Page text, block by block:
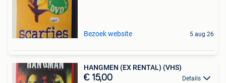
Bezoek website 5 aug 26
HANGMEN (EX RENTAL) (VHS)
€ 15,00 Details